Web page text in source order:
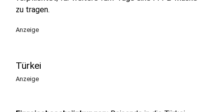
zu tragen.
Anzeige
Türkei
Anzeige